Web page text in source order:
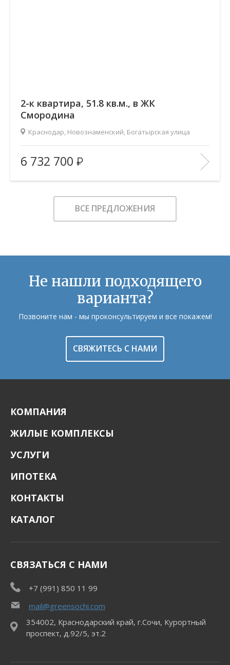
2-к квартира, 51.8 кв.м., в ЖК
Смородина
Краснодар, Новознаменский, Богатырская улица
Площадь (общ/жил/кух), м2:
51.79/28.68/11.66
Количество комнат:
2
Этаж:
7/12
В ИЗБРАННОЕ
6 732 700
ВСЕ ПРЕДЛОЖЕНИЯ
Не нашли подходящего
варианта?
Позвоните нам - мы проконсультируем и все покажем!
СВЯЖИТЕСЬ С НАМИ
КОМПАНИЯ
ЖИЛЫЕ КОМПЛЕКСЫ
УСЛУГИ
ИПОТЕКА
КОНТАКТЫ
КАТАЛОГ
СВЯЗАТЬСЯ С НАМИ
+7 (991) 850 11 99
mail@greensochi.com
354002, Краснодарский край, г.Сочи, Курортный
проспект, д.92/5, эт.2